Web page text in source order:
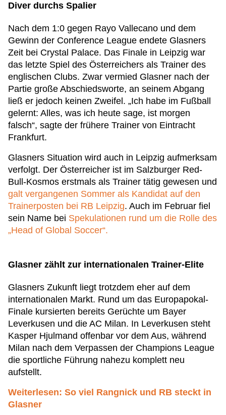
Diver durchs Spalier
Nach dem 1:0 gegen Rayo Vallecano und dem
Gewinn der Conference League endete Glasners
Zeit bei Crystal Palace. Das Finale in Leipzig war
das letzte Spiel des Österreichers als Trainer des
englischen Clubs. Zwar vermied Glasner nach der
Partie große Abschiedsworte, an seinem Abgang
ließ er jedoch keinen Zweifel. „Ich habe im Fußball
gelernt: Alles, was ich heute sage, ist morgen
falsch“, sagte der frühere Trainer von Eintracht
Frankfurt.
Glasners Situation wird auch in Leipzig aufmerksam
verfolgt. Der Österreicher ist im Salzburger Red-
Bull-Kosmos erstmals als Trainer tätig gewesen und
galt vergangenen Sommer als Kandidat auf den
Trainerposten bei RB Leipzig. Auch im Februar fiel
sein Name bei Spekulationen rund um die Rolle des
„Head of Global Soccer“.
Glasner zählt zur internationalen Trainer-Elite
Glasners Zukunft liegt trotzdem eher auf dem
internationalen Markt. Rund um das Europapokal-
Finale kursierten bereits Gerüchte um Bayer
Leverkusen und die AC Milan. In Leverkusen steht
Kasper Hjulmand offenbar vor dem Aus, während
Milan nach dem Verpassen der Champions League
die sportliche Führung nahezu komplett neu
aufstellt.
Weiterlesen: So viel Rangnick und RB steckt in
Glasner